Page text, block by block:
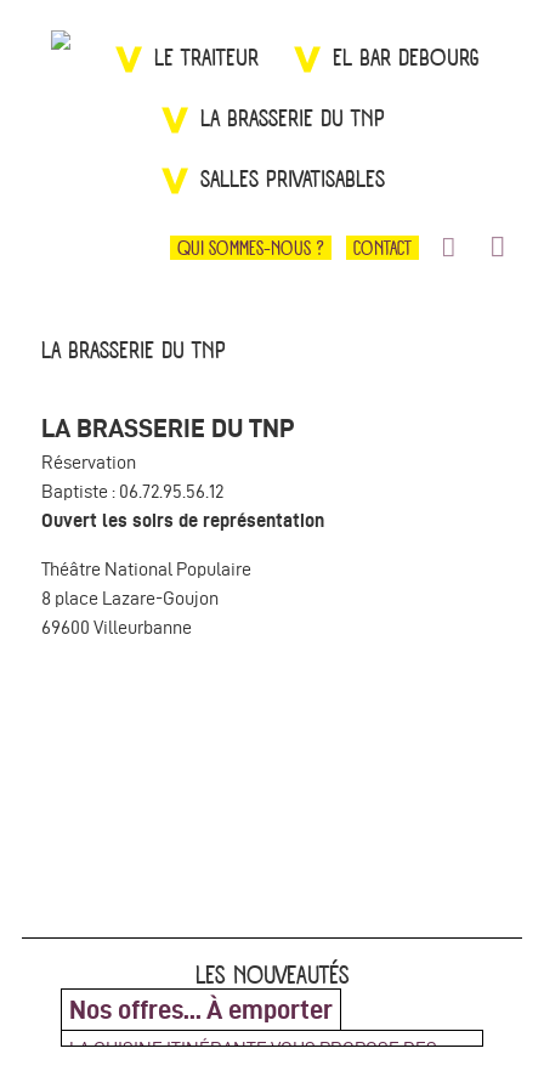
LE TRAITEUR
EL BAR DEBOURG
LA BRASSERIE DU TNP
SALLES PRIVATISABLES
QUI SOMMES-NOUS ? CONTACT
LA BRASSERIE DU TNP
LA BRASSERIE DU TNP
Réservation
Baptiste : 06.72.95.56.12
Ouvert les soirs de représentation
Théâtre National Populaire
8 place Lazare-Goujon
69600 Villeurbanne
LES NOUVEAUTÉS
Nos offres... À emporter
LA CUISINE ITINÉRANTE VOUS PROPOSE DES